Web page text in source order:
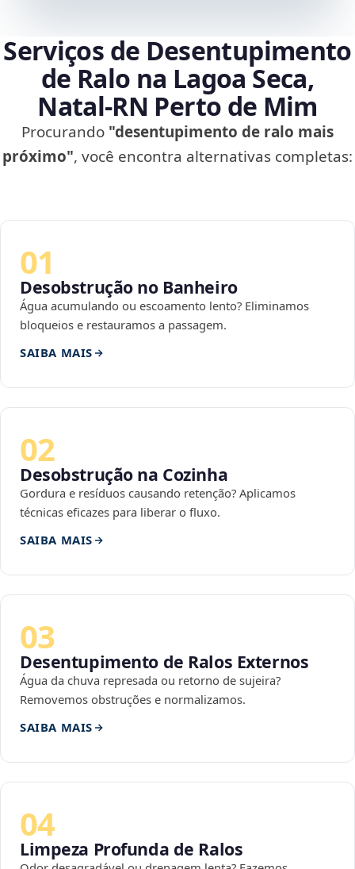
Serviços de Desentupimento
de Ralo na Lagoa Seca,
Natal‑RN Perto de Mim
Procurando "desentupimento de ralo mais
próximo", você encontra alternativas completas:
01
Desobstrução no Banheiro
Água acumulando ou escoamento lento? Eliminamos
bloqueios e restauramos a passagem.
SAIBA MAIS
02
Desobstrução na Cozinha
Gordura e resíduos causando retenção? Aplicamos
técnicas eficazes para liberar o fluxo.
SAIBA MAIS
03
Desentupimento de Ralos Externos
Água da chuva represada ou retorno de sujeira?
Removemos obstruções e normalizamos.
SAIBA MAIS
04
Limpeza Profunda de Ralos